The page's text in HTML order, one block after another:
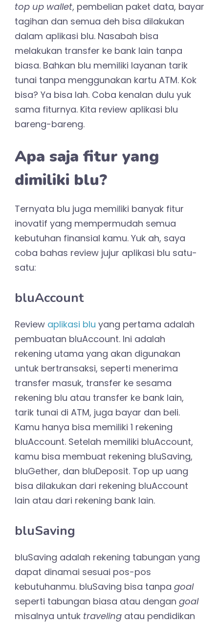
top up wallet, pembelian paket data, bayar
tagihan dan semua deh bisa dilakukan
dalam aplikasi blu. Nasabah bisa
melakukan transfer ke bank lain tanpa
biasa. Bahkan blu memiliki layanan tarik
tunai tanpa menggunakan kartu ATM. Kok
bisa? Ya bisa lah. Coba kenalan dulu yuk
sama fiturnya. Kita review aplikasi blu
bareng-bareng.
Apa saja fitur yang
dimiliki blu?
Ternyata blu juga memiliki banyak fitur
inovatif yang mempermudah semua
kebutuhan finansial kamu. Yuk ah, saya
coba bahas review jujur aplikasi blu satu-
satu:
bluAccount
Review aplikasi blu yang pertama adalah
pembuatan bluAccount. Ini adalah
rekening utama yang akan digunakan
untuk bertransaksi, seperti menerima
transfer masuk, transfer ke sesama
rekening blu atau transfer ke bank lain,
tarik tunai di ATM, juga bayar dan beli.
Kamu hanya bisa memiliki 1 rekening
bluAccount. Setelah memiliki bluAccount,
kamu bisa membuat rekening bluSaving,
bluGether, dan bluDeposit. Top up uang
bisa dilakukan dari rekening bluAccount
lain atau dari rekening bank lain.
bluSaving
bluSaving adalah rekening tabungan yang
dapat dinamai sesuai pos-pos
kebutuhanmu. bluSaving bisa tanpa goal
seperti tabungan biasa atau dengan goal
misalnya untuk traveling atau pendidikan